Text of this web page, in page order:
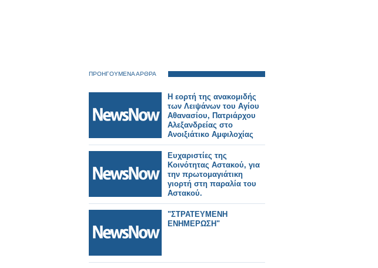
ΠΡΟΗΓΟΥΜΕΝΑ ΑΡΘΡΑ
Η εορτή της ανακομιδής
των Λειψάνων του Αγίου
Αθανασίου, Πατριάρχου
Αλεξανδρείας στο
Ανοιξιάτικο Αμφιλοχίας
Ευχαριστίες της
Κοινότητας Αστακού, για
την πρωτομαγιάτικη
γιορτή στη παραλία του
Αστακού.
"ΣΤΡΑΤΕΥΜΕΝΗ
ΕΝΗΜΕΡΩΣΗ"